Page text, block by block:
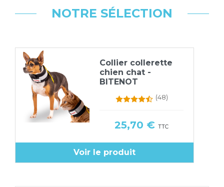
NOTRE SÉLECTION
Collier collerette
chien chat -
BITENOT
(48)
Prix
25,70 €TTC
Voir le produit